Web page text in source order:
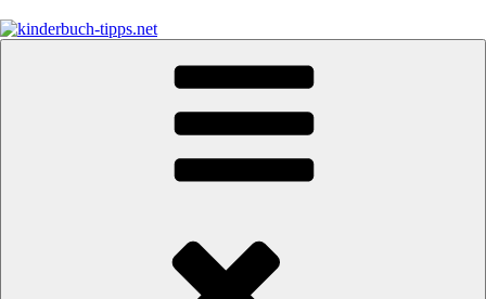
Inhalt
springen
Empfehlungen und Tipps rund um das Thema Kinderbücher und